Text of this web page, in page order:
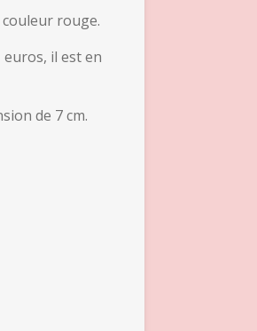
rouge.
il est en
de 7 cm.